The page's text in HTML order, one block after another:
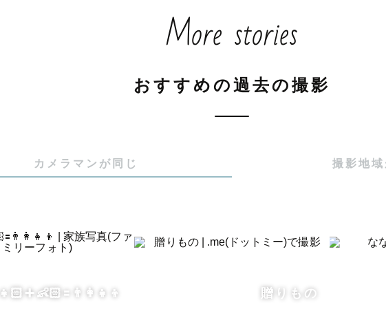
More stories
おすすめの過去の撮影
カメラマンが同じ 撮影地域
👧🏻➕👶🏻🟰👨‍👩‍👧‍👦 贈りもの